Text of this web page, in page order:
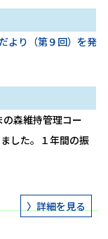
より（第９回）を発
の森維持管理コー
した。１年間の振